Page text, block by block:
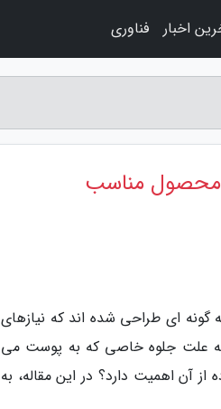
محصول مناسب
گونه ای طراحی شده اند که نیازهای
علت جلوه خاصی که به پوست می
آن اهمیت دارد؟ در این مقاله، به
اخبار فناوری